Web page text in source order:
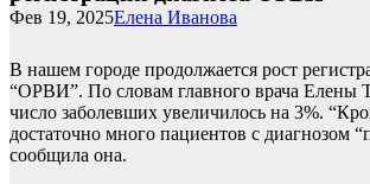
Елена Иванова
Фев 19, 2025
В нашем городе продолжается рост
“ОРВИ”. По словам главного врача Елены
число заболевших увеличилось на 3%.
достаточно много пациентов с диагнозом
сообщила она.